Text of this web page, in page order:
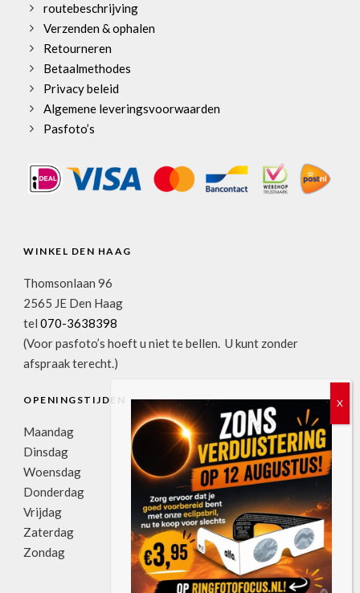
routebeschrijving
Verzenden & ophalen
Retourneren
Betaalmethodes
Privacy beleid
Algemene leveringsvoorwaarden
Pasfoto’s
WINKEL DEN HAAG
Thomsonlaan 96
2565 JE Den Haag
tel 070-3638398
(Voor pasfoto’s hoeft u niet te bellen. U kunt zonder
afspraak terecht.)
OPENINGSTIJDEN
Maandag
11:00u-17:30u
Dinsdag
09:00u-17:30u
Woensdag
09:00u-17:30u
Donderdag
09:00u-17:30u
Vrijdag
09:00u-17:30u
Zaterdag
09:00u-17:00u
Zondag
gesloten